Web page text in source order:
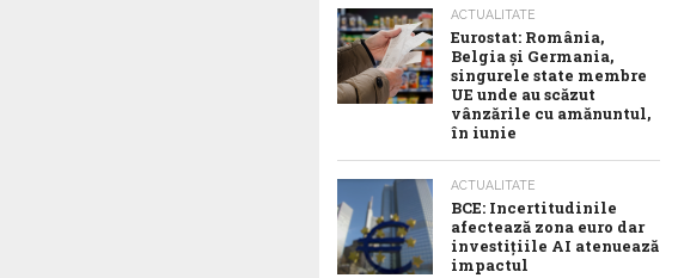
ACTUALITATE
Eurostat: România,
Belgia și Germania,
singurele state membre
UE unde au scăzut
vânzările cu amănuntul,
în iunie
ACTUALITATE
BCE: Incertitudinile
afectează zona euro dar
investițiile AI atenuează
impactul